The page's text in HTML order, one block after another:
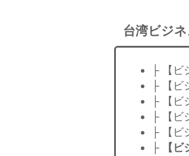
台湾ビジ
├ 【ビ
├ 【ビ
├ 【ビ
├ 【ビ
├ 【ビ
├
【